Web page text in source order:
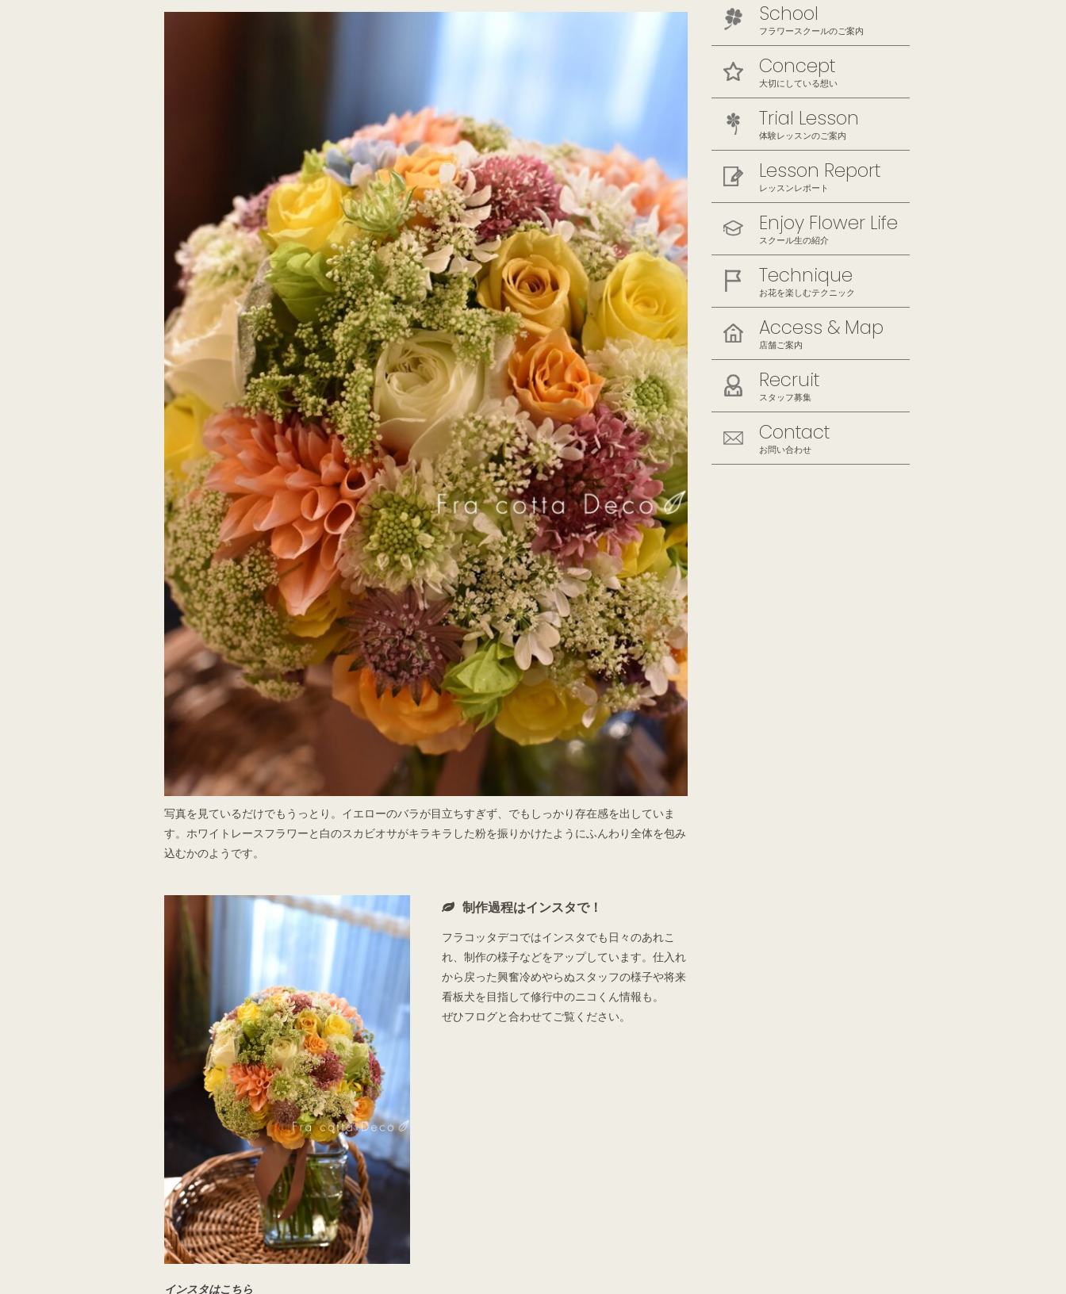
写真を見ているだけでもうっとり。イエローのバラが目立ちすぎず、でもしっかり存在感を出していま
す。ホワイトレースフラワーと白のスカビオサがキラキラした粉を振りかけたようにふんわり全体を包み
込むかのようです。
制作過程はインスタで！
フラコッタデコではインスタでも日々のあれこ
れ、制作の様子などをアップしています。仕入れ
から戻った興奮冷めやらぬスタッフの様子や将来
看板犬を目指して修行中のニコくん情報も。
ぜひフログと合わせてご覧ください。
インスタはこちら
School
フラワースクールのご案内
Concept
大切にしている想い
Trial Lesson
体験レッスンのご案内
Lesson Report
レッスンレポート
Enjoy Flower Life
スクール生の紹介
Technique
お花を楽しむテクニック
Access & Map
店舗ご案内
Recruit
スタッフ募集
Contact
お問い合わせ